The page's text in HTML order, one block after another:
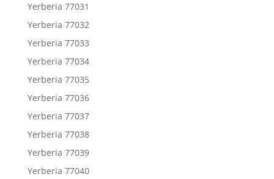
Yerberia 77031
Yerberia 77032
Yerberia 77033
Yerberia 77034
Yerberia 77035
Yerberia 77036
Yerberia 77037
Yerberia 77038
Yerberia 77039
Yerberia 77040